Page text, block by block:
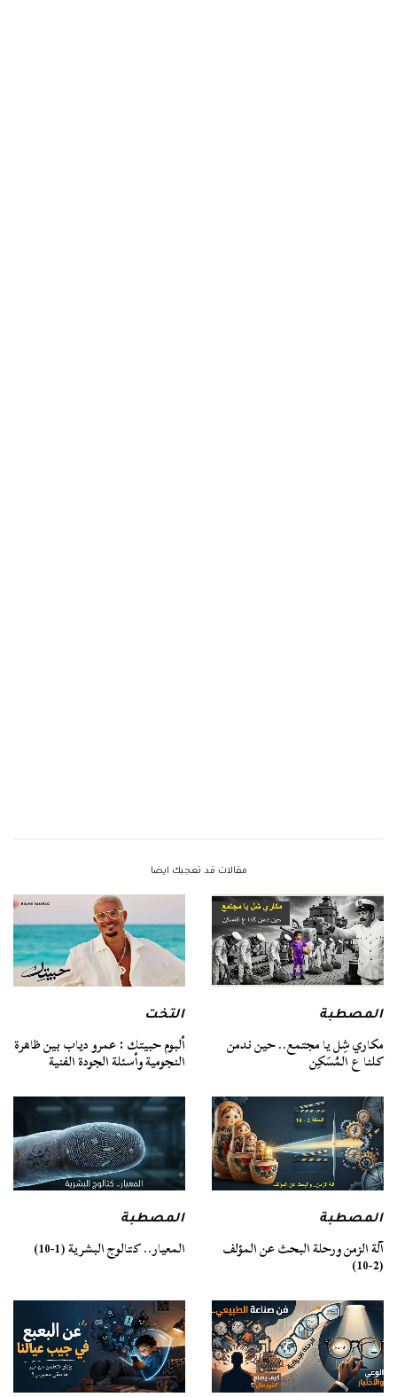
مقالات قد تعجبك ايضا
المصطبة
مكاري شِل يا مجتمع.. حين ندمن
كلنا ع المُسَكِن
التخت
ألبوم حبيتك : عمرو دياب بين ظاهرة
النجومية وأسئلة الجودة الفنية
المصطبة
آلة الزمن ورحلة البحث عن المؤلف
(2-10)
المصطبة
المعيار.. كتالوج البشرية (1-10)